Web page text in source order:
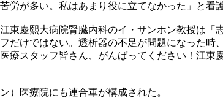
が多い。私はあまり役に立てなかった」と看
慶熙大病院腎臓内科のイ・サンホン教授は「
けではない。透析器の不足が問題になった
スタッフ皆さん、がんばってください！江
）医療院にも連合軍が構成された。